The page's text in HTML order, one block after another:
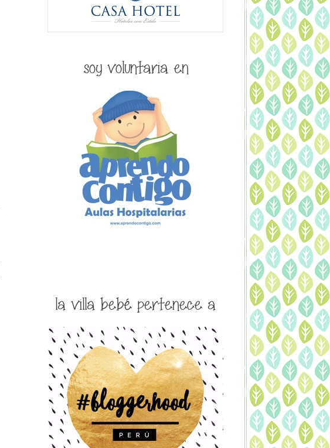
soy voluntaria en
la villa bebé pertenece a